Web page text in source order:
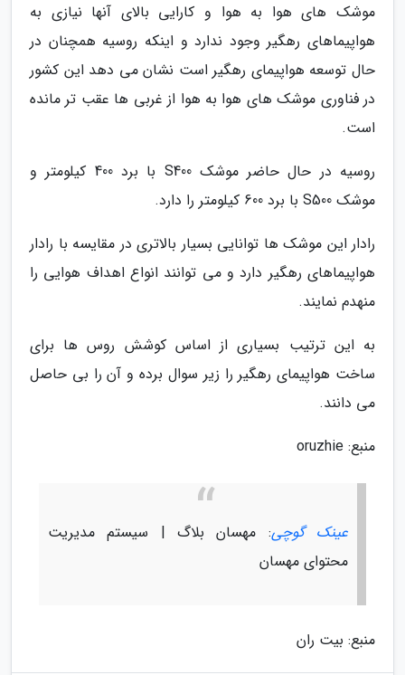
موشک های هوا به هوا و کارایی بالای آنها نیازی به
هواپیماهای رهگیر وجود ندارد و اینکه روسیه همچنان در
حال توسعه هواپیمای رهگیر است نشان می دهد این کشور
در فناوری موشک های هوا به هوا از غربی ها عقب تر مانده
است.
روسیه در حال حاضر موشک S400 با برد 400 کیلومتر و
موشک S500 با برد 600 کیلومتر را دارد.
رادار این موشک ها توانایی بسیار بالاتری در مقایسه با رادار
هواپیماهای رهگیر دارد و می توانند انواع اهداف هوایی را
منهدم نمایند.
به این ترتیب بسیاری از اساس کوشش روس ها برای
ساخت هواپیمای رهگیر را زیر سوال برده و آن را بی حاصل
می دانند.
منبع: oruzhie
عینک گوچی: مهسان بلاگ | سیستم مدیریت
محتوای مهسان
منبع: بیت ران